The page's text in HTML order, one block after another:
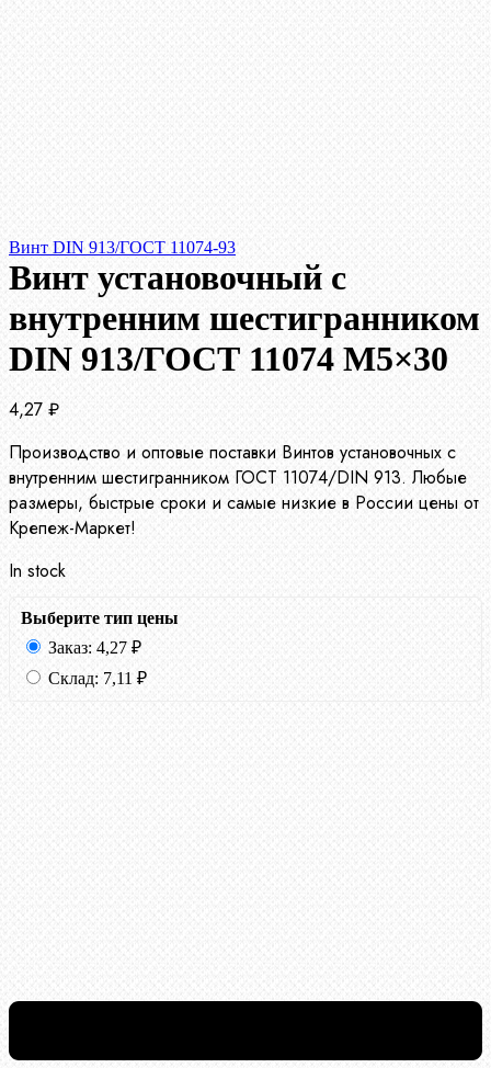
Винт DIN 913/ГОСТ 11074-93
Винт установочный с
внутренним шестигранником
DIN 913/ГОСТ 11074 М5×30
4,27 ₽
Производство и оптовые поставки Винтов установочных с
внутренним шестигранником ГОСТ 11074/DIN 913. Любые
размеры, быстрые сроки и самые низкие в России цены от
Крепеж-Маркет!
In stock
Выберите тип цены
Заказ: 4,27 ₽
Склад: 7,11 ₽